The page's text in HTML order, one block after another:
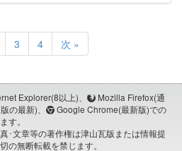
3 4 次 »
Explorer(8以上)、
Mozilla Firefox(通
の最新)、
Google Chrome(最新版)での
す。
･文章等の著作権は津山瓦版または情報提
の無断転載を禁じます。